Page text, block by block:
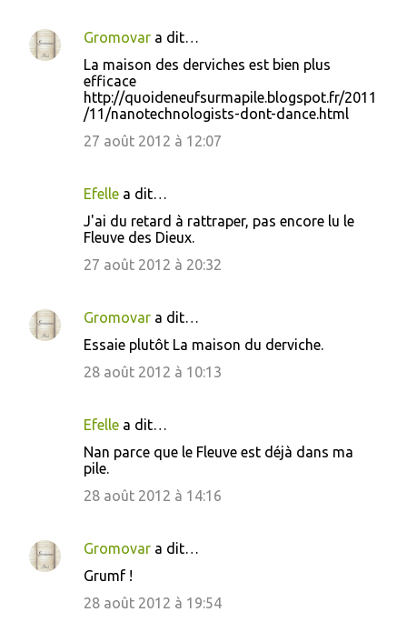
e
s
Gromovar a dit…
La maison des derviches est bien plus
efficace
http://quoideneufsurmapile.blogspot.fr/2011
/11/nanotechnologists-dont-dance.html
27 août 2012 à 12:07
Efelle a dit…
J'ai du retard à rattraper, pas encore lu le
Fleuve des Dieux.
27 août 2012 à 20:32
Gromovar a dit…
Essaie plutôt La maison du derviche.
28 août 2012 à 10:13
Efelle a dit…
Nan parce que le Fleuve est déjà dans ma
pile.
28 août 2012 à 14:16
Gromovar a dit…
Grumf !
28 août 2012 à 19:54